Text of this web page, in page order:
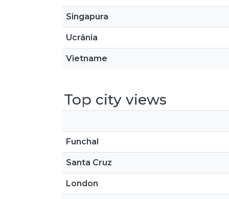
Singapura
Ucrânia
Vietname
Top city views
Funchal
Santa Cruz
London